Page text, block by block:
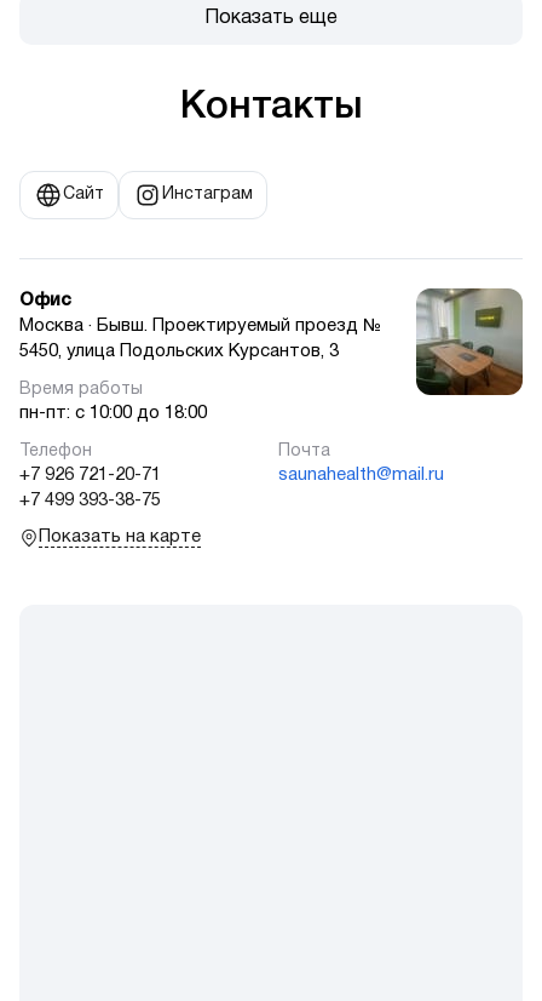
Показать еще
Контакты
Сайт Инстаграм
Офис
Москва · Бывш. Проектируемый проезд №
5450, улица Подольских Курсантов, 3
пн-пт: с 10:00 до 18:00
+7 926 721-20-71
+7 499 393-38-75
saunahealth@mail.ru
Показать на карте